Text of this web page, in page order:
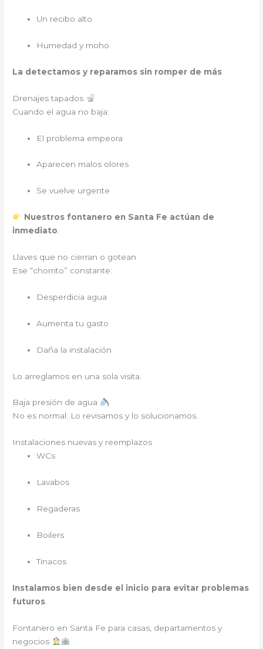
Un recibo alto
Humedad y moho
La detectamos y reparamos sin romper de más
Drenajes tapados
Cuando el agua no baja:
El problema empeora
Aparecen malos olores
Se vuelve urgente
Nuestros fontanero en Santa Fe actúan de
inmediato
Llaves que no cierran o gotean
Ese “chorrito” constante:
Desperdicia agua
Aumenta tu gasto
Daña la instalación
Lo arreglamos en una sola visita.
Baja presión de agua
No es normal. Lo revisamos y lo solucionamos.
Instalaciones nuevas y reemplazos
WCs
Lavabos
Regaderas
Boilers
Tinacos
Instalamos bien desde el inicio para evitar problemas
futuros
Fontanero en Santa Fe para casas, departamentos y
negocios